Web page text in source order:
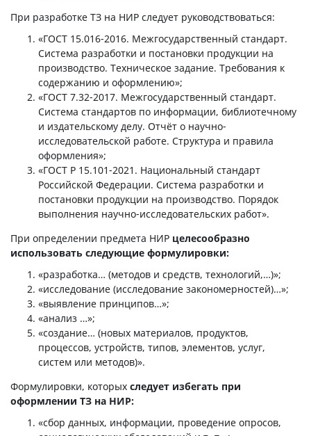
При разработке ТЗ на НИР следует руководствоваться:
«ГОСТ 15.016-2016. Межгосударственный стандарт.
Система разработки и постановки продукции на
производство. Техническое задание. Требования к
содержанию и оформлению»;
«ГОСТ 7.32-2017. Межгосударственный стандарт.
Система стандартов по информации, библиотечному
и издательскому делу. Отчёт о научно-
исследовательской работе. Структура и правила
оформления»;
«ГОСТ Р 15.101-2021. Национальный стандарт
Российской Федерации. Система разработки и
постановки продукции на производство. Порядок
выполнения научно-исследовательских работ».
При определении предмета НИР целесообразно
использовать следующие формулировки:
«разработка… (методов и средств, технологий,…)»;
«исследование (исследование закономерностей)…»;
«выявление принципов…»;
«анализ …»;
«создание… (новых материалов, продуктов,
процессов, устройств, типов, элементов, услуг,
систем или методов)».
Формулировки, которых следует избегать при
оформлении ТЗ на НИР:
«сбор данных, информации, проведение опросов,